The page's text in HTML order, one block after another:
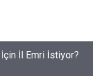
İçin İl Emri İstiyor?